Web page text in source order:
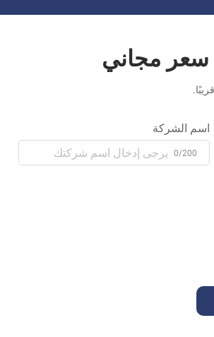
مجاني
اسم الشركة
0/200